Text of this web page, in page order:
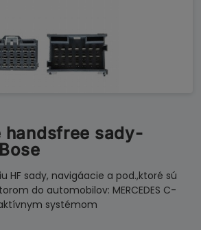
handsfree sady-
HF sady, navigáacie a pod.,ktoré sú
do automobilov: MERCEDES C-
systémom